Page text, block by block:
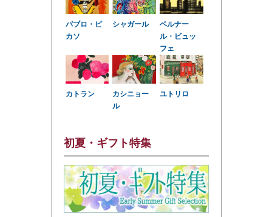
パブロ・ピ
カソ
シャガール
ベルナー
ル・ビュッ
フェ
カトラン
カシニョー
ル
ユトリロ
初夏・ギフト特集